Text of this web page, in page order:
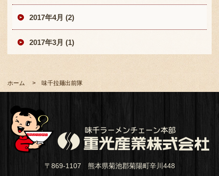
2017年4月 (2)
2017年3月 (1)
ホーム 味千拉麺出前隊
〒869-1107 熊本県菊池郡菊陽町辛川448